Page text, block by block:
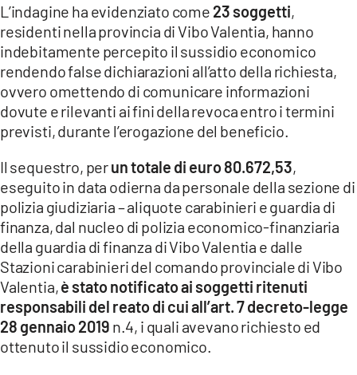
L’indagine ha evidenziato come 23 soggetti,
residenti nella provincia di Vibo Valentia, hanno
indebitamente percepito il sussidio economico
rendendo false dichiarazioni all’atto della richiesta,
ovvero omettendo di comunicare informazioni
dovute e rilevanti ai fini della revoca entro i termini
previsti, durante l’erogazione del beneficio.
Il sequestro, perun totale di euro 80.672,53,
eseguito in data odierna da personale della sezione di
polizia giudiziaria – aliquote carabinieri e guardia di
finanza, dal nucleo di polizia economico-finanziaria
della guardia di finanza di Vibo Valentia e dalle
Stazioni carabinieri del comando provinciale di Vibo
Valentia,è stato notificato ai soggetti ritenuti
responsabili del reato di cui all’art. 7 decreto-legge
28 gennaio 2019 n.4, i quali avevano richiesto ed
ottenuto il sussidio economico.